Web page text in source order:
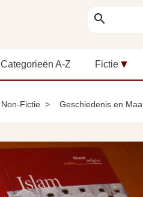
search
Categorieën A-Z Fictie
Non-Fictie Geschiedenis en